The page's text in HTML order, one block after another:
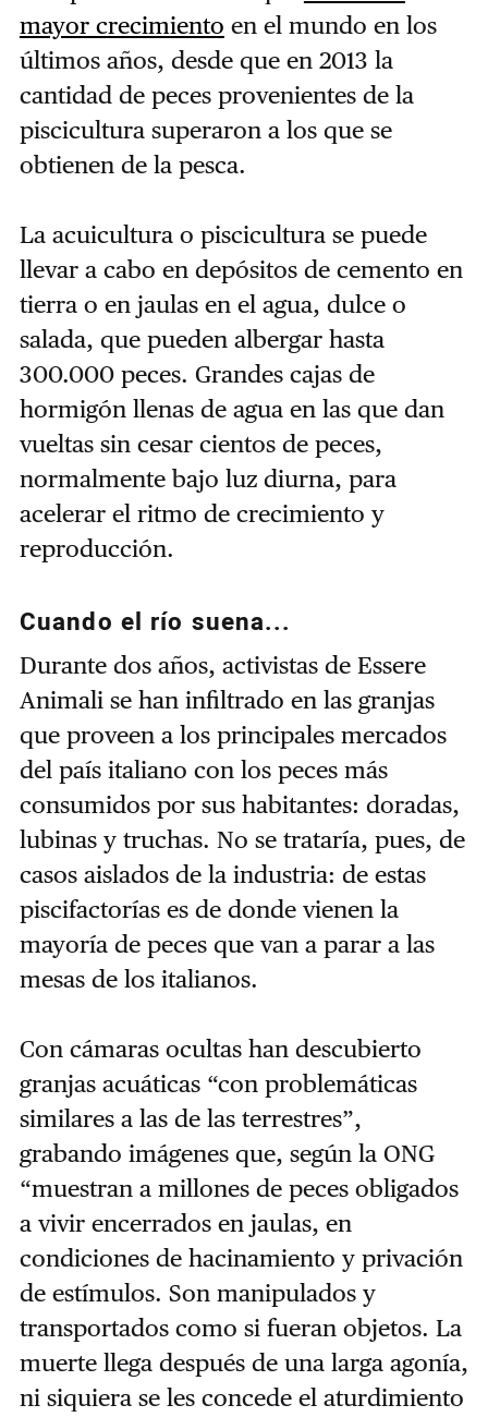
mayor crecimiento en el mundo en los
últimos años, desde que en 2013 la
cantidad de peces provenientes de la
piscicultura superaron a los que se
obtienen de la pesca.
La acuicultura o piscicultura se puede
llevar a cabo en depósitos de cemento en
tierra o en jaulas en el agua, dulce o
salada, que pueden albergar hasta
300.000 peces. Grandes cajas de
hormigón llenas de agua en las que dan
vueltas sin cesar cientos de peces,
normalmente bajo luz diurna, para
acelerar el ritmo de crecimiento y
reproducción.
Cuando el río suena...
Durante dos años, activistas de Essere
Animali se han infiltrado en las granjas
que proveen a los principales mercados
del país italiano con los peces más
consumidos por sus habitantes: doradas,
lubinas y truchas. No se trataría, pues, de
casos aislados de la industria: de estas
piscifactorías es de donde vienen la
mayoría de peces que van a parar a las
mesas de los italianos.
Con cámaras ocultas han descubierto
granjas acuáticas “con problemáticas
similares a las de las terrestres”,
grabando imágenes que, según la ONG
“muestran a millones de peces obligados
a vivir encerrados en jaulas, en
condiciones de hacinamiento y privación
de estímulos. Son manipulados y
transportados como si fueran objetos. La
muerte llega después de una larga agonía,
ni siquiera se les concede el aturdimiento